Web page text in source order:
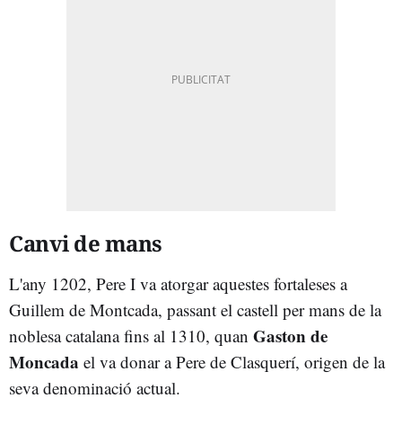
Canvi de mans
L'any 1202, Pere I va atorgar aquestes fortaleses a
Guillem de Montcada, passant el castell per mans de la
noblesa catalana fins al 1310, quan Gaston de
Moncada el va donar a Pere de Clasquerí, origen de la
seva denominació actual.